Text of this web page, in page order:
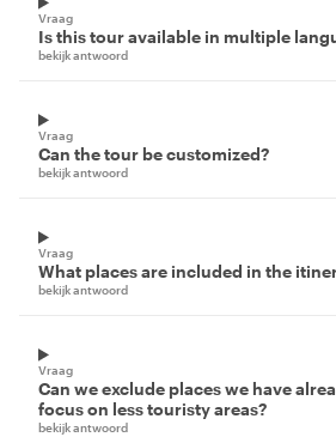
Vraag
Is this tour available in multiple
bekijk antwoord
Vraag
Can the tour be customized?
bekijk antwoord
Vraag
What places are included in the
bekijk antwoord
Vraag
Can we exclude places we have
focus on less touristy areas?
bekijk antwoord